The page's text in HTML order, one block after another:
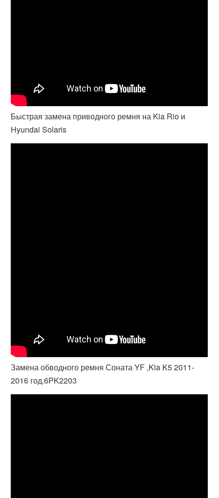
Быстрая замена приводного ремня на Kia Rio и
Hyundai Solaris
Замена обводного ремня Соната YF ,Kia K5 2011-
2016 год.6PK2203